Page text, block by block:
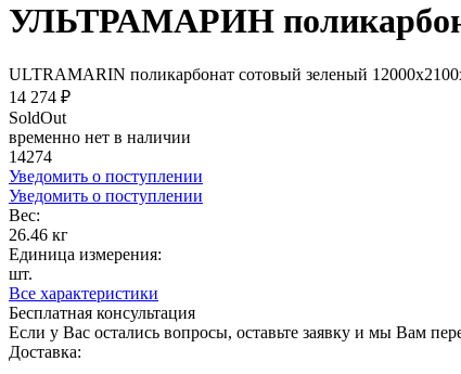
УЛЬТРАМАРИН
ULTRAMARIN поликарбонат сотовый зеленый
14 274 ₽
SoldOut
временно нет в наличии
14274
Уведомить о поступлении
Уведомить о поступлении
Вес:
26.46 кг
Единица измерения:
шт.
Все характеристики
Бесплатная консультация
Если у Вас остались вопросы, оставьте заявку и мы Вам
Доставка: